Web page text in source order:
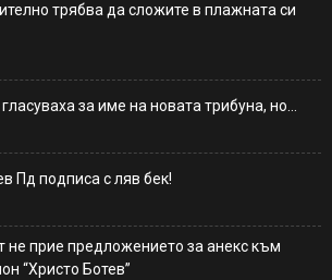
трябва да сложите в плажната си
за име на новата трибуна, но…
Пд подписа с ляв бек!
не прие предложението за анекс към
“Христо Ботев”